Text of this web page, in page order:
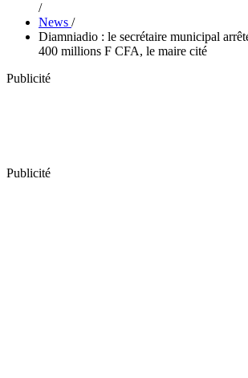
/
News /
Diamniadio : le secrétaire municipal
400 millions F CFA, le maire cité
Publicité
Publicité